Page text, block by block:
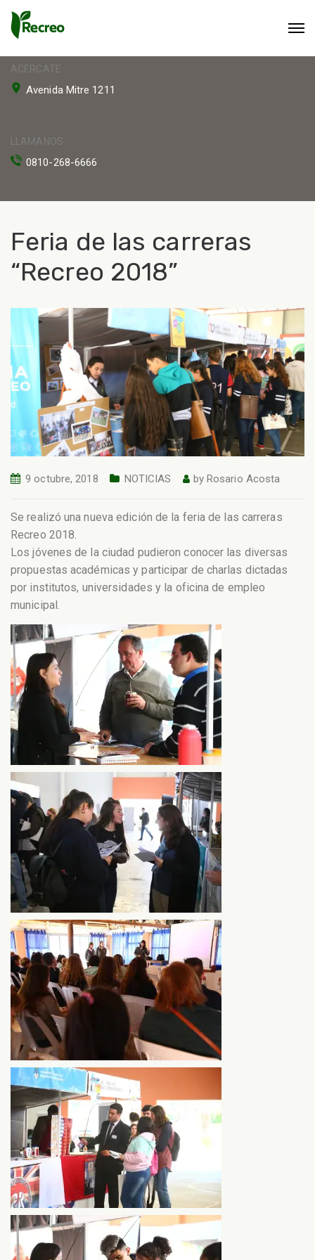
ACERCATE
Avenida Mitre 1211
LLAMANOS
0810-268-6666
Feria de las carreras
“Recreo 2018”
9 octubre, 2018 NOTICIAS by Rosario Acosta
Se realizó una nueva edición de la feria de las carreras
Recreo 2018.
Los jóvenes de la ciudad pudieron conocer las diversas
propuestas académicas y participar de charlas dictadas
por institutos, universidades y la oficina de empleo
municipal.